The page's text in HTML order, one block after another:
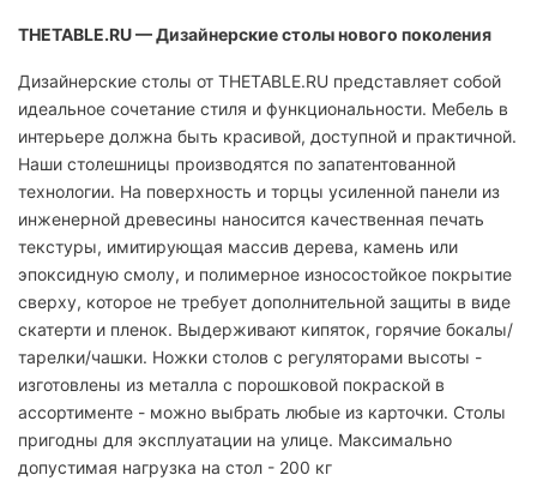
THETABLE.RU — Дизайнерские столы нового поколения
Дизайнерские столы от THETABLE.RU представляет собой
идеальное сочетание стиля и функциональности. Мебель в
интерьере должна быть красивой, доступной и практичной.
Наши столешницы производятся по запатентованной
технологии. На поверхность и торцы усиленной панели из
инженерной древесины наносится качественная печать
текстуры, имитирующая массив дерева, камень или
эпоксидную смолу, и полимерное износостойкое покрытие
сверху, которое не требует дополнительной защиты в виде
скатерти и пленок. Выдерживают кипяток, горячие бокалы/
тарелки/чашки. Ножки столов с регуляторами высоты -
изготовлены из металла с порошковой покраской в
ассортименте - можно выбрать любые из карточки. Столы
пригодны для эксплуатации на улице. Максимально
допустимая нагрузка на стол - 200 кг